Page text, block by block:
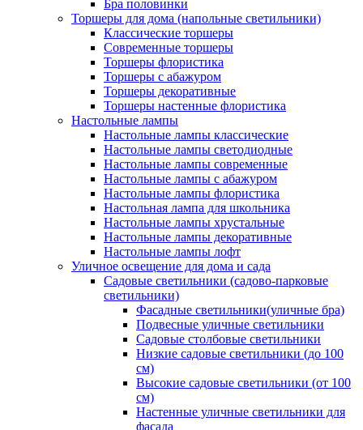
Бра половинки
Торшеры для дома (напольные светильники)
Классические торшеры
Современные торшеры
Торшеры флористика
Торшеры с абажуром
Торшеры декоративные
Торшеры настенные флористика
Настольные лампы
Настольные лампы классические
Настольные лампы светодиодные
Настольные лампы современные
Настольные лампы с абажуром
Настольные лампы флористика
Настольная лампа для школьника
Настольные лампы хрустальные
Настольные лампы декоративные
Настольные лампы лофт
Уличное освещение для дома и сада
Садовые светильники (садово-парковые
светильники)
Фасадные светильники(уличные бра)
Подвесные уличные светильники
Садовые столбовые светильники
Низкие садовые светильники (до 100
см)
Высокие садовые светильники (от 100
см)
Настенные уличные светильники для
фасада